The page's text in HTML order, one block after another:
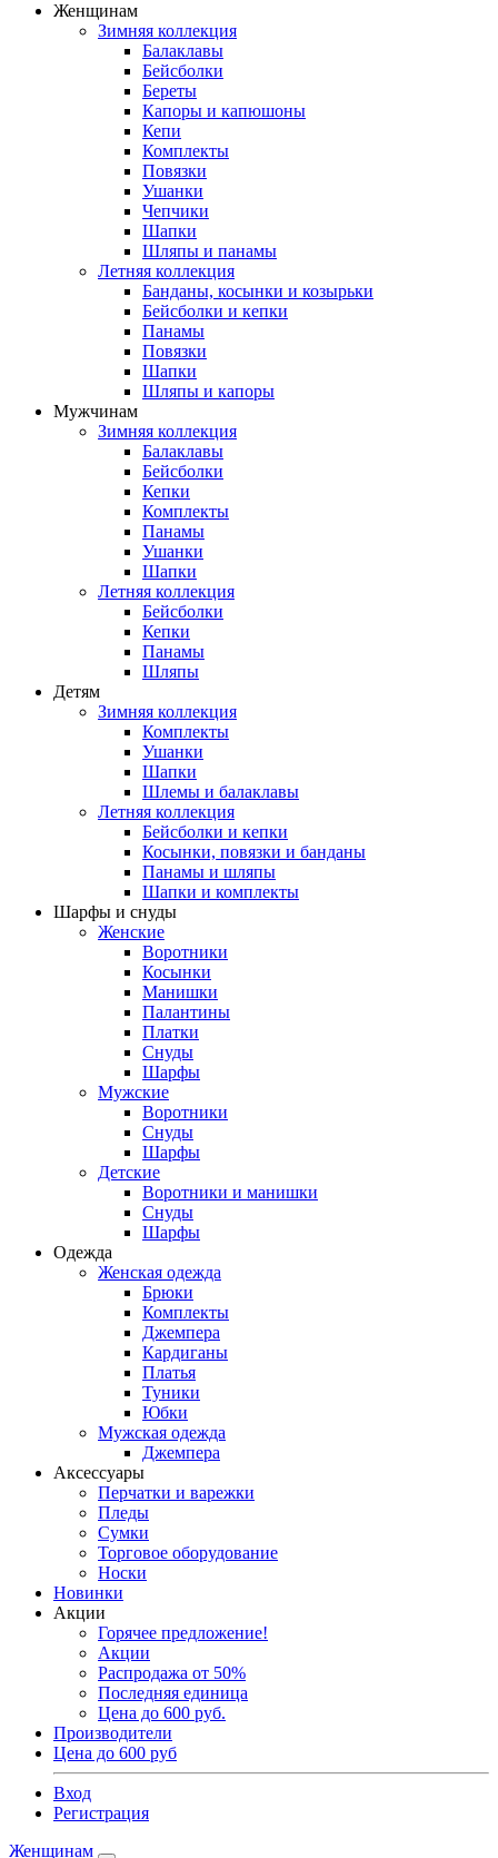
Женщинам
Зимняя коллекция
Балаклавы
Бейсболки
Береты
Капоры и капюшоны
Кепи
Комплекты
Повязки
Ушанки
Чепчики
Шапки
Шляпы и панамы
Летняя коллекция
Банданы, косынки и козырьки
Бейсболки и кепки
Панамы
Повязки
Шапки
Шляпы и капоры
Мужчинам
Зимняя коллекция
Балаклавы
Бейсболки
Кепки
Комплекты
Панамы
Ушанки
Шапки
Летняя коллекция
Бейсболки
Кепки
Панамы
Шляпы
Детям
Зимняя коллекция
Комплекты
Ушанки
Шапки
Шлемы и балаклавы
Летняя коллекция
Бейсболки и кепки
Косынки, повязки и банданы
Панамы и шляпы
Шапки и комплекты
Шарфы и снуды
Женские
Воротники
Косынки
Манишки
Палантины
Платки
Снуды
Шарфы
Мужские
Воротники
Снуды
Шарфы
Детские
Воротники и манишки
Снуды
Шарфы
Одежда
Женская одежда
Брюки
Комплекты
Джемпера
Кардиганы
Платья
Туники
Юбки
Мужская одежда
Джемпера
Аксессуары
Перчатки и варежки
Пледы
Сумки
Торговое оборудование
Носки
Новинки
Акции
Горячее предложение!
Акции
Распродажа от 50%
Последняя единица
Цена до 600 руб.
Производители
Цена до 600 руб
Вход
Регистрация
Женщинам